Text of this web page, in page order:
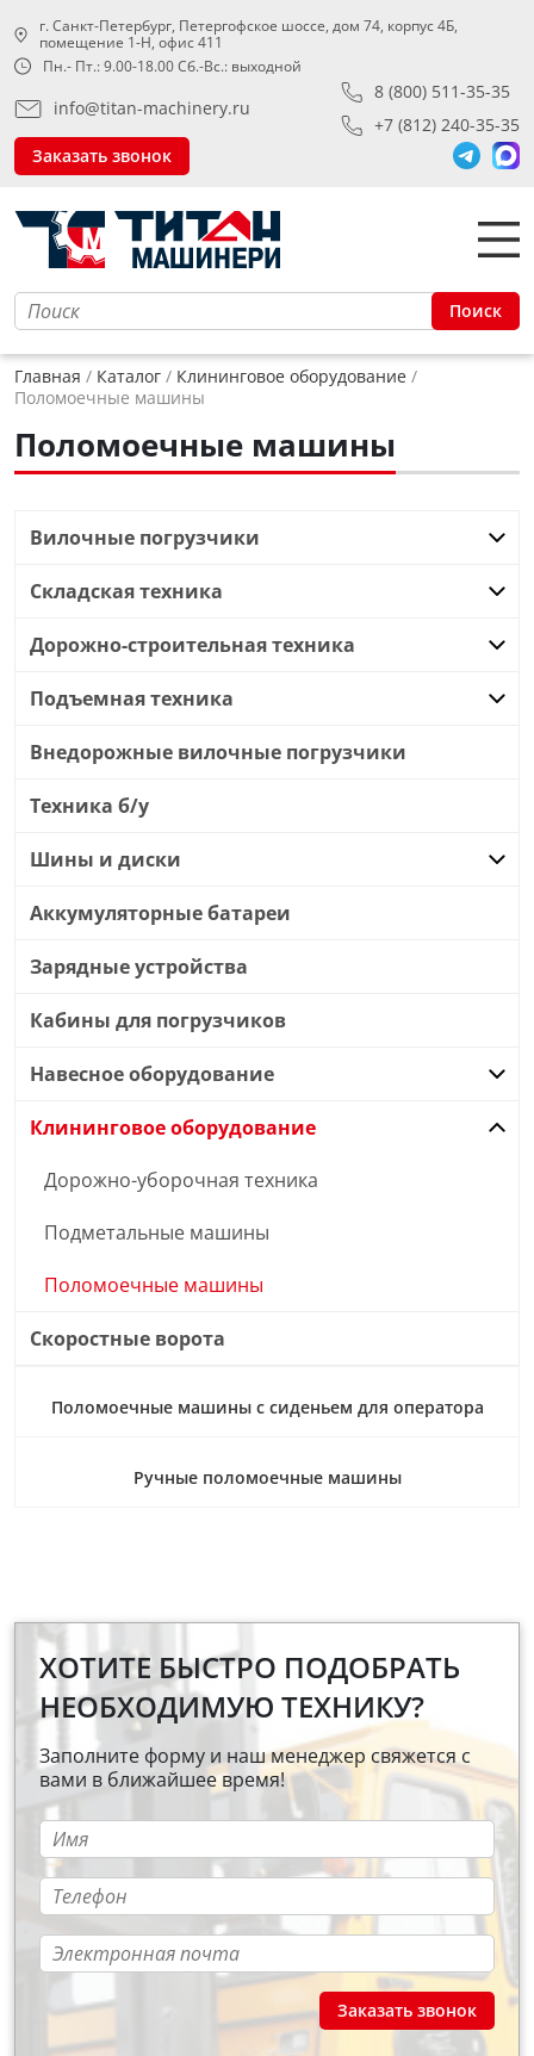
г. Санкт-Петербург, Петергофское шоссе, дом 74, корпус 4Б,
помещение 1-Н, офис 411
Пн.- Пт.: 9.00-18.00 Сб.-Вс.: выходной
info@titan-machinery.ru
8 (800) 511-35-35
+7 (812) 240-35-35
Заказать звонок
Поиск
Главная Каталог
Клининговое оборудование
Поломоечные машины
Поломоечные машины
Вилочные погрузчики
Складская техника
Дорожно-строительная техника
Подъемная техника
Внедорожные вилочные погрузчики
Техника б/у
Шины и диски
Аккумуляторные батареи
Зарядные устройства
Кабины для погрузчиков
Навесное оборудование
Клининговое оборудование
Дорожно-уборочная техника
Подметальные машины
Поломоечные машины
Скоростные ворота
Поломоечные машины с сиденьем для оператора
Ручные поломоечные машины
ХОТИТЕ БЫСТРО ПОДОБРАТЬ
НЕОБХОДИМУЮ ТЕХНИКУ?
Заполните форму и наш менеджер свяжется с
вами в ближайшее время!
Заказать звонок